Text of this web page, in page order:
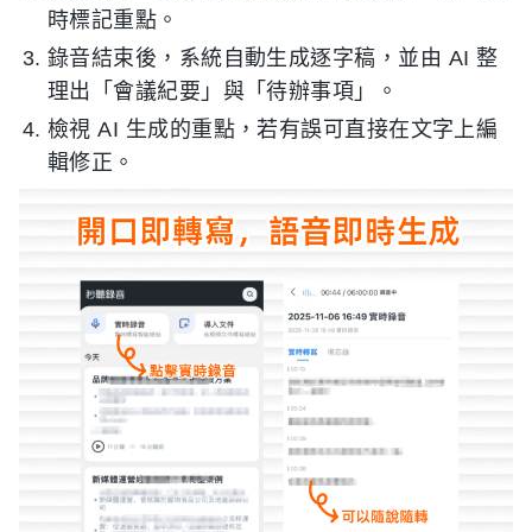
時標記重點。
錄音結束後，系統自動生成逐字稿，並由 AI 整
理出「會議紀要」與「待辦事項」。
檢視 AI 生成的重點，若有誤可直接在文字上編
輯修正。